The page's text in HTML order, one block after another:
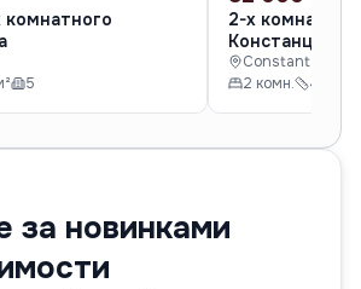
5
2-х комнатная
Констанце
Constanta
2 комн.
40 м²
за новинками